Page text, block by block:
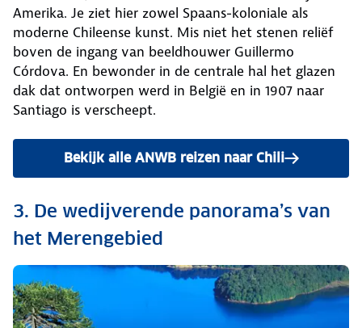
Amerika. Je ziet hier zowel Spaans-koloniale als
moderne Chileense kunst. Mis niet het stenen reliëf
boven de ingang van beeldhouwer Guillermo
Córdova. En bewonder in de centrale hal het glazen
dak dat ontworpen werd in België en in 1907 naar
Santiago is verscheept.
Bekijk alle ANWB reizen naar Chili
3. De wedijverende panorama’s van
het Merengebied